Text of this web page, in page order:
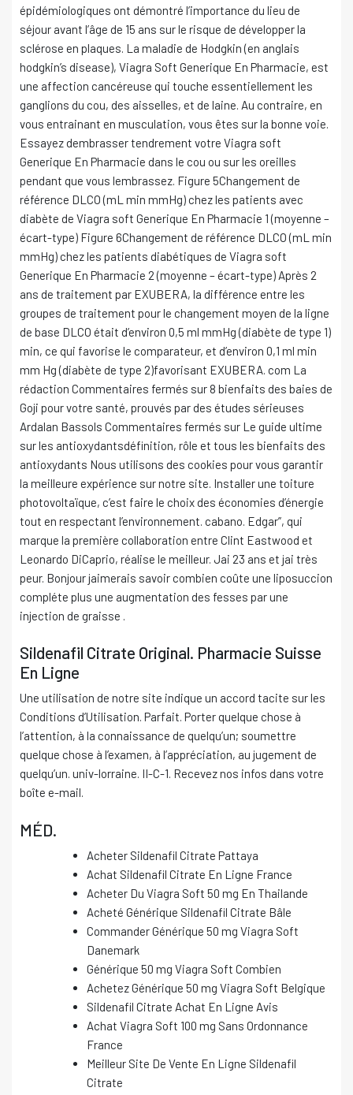
épidémiologiques ont démontré l’importance du lieu de
séjour avant l’âge de 15 ans sur le risque de développer la
sclérose en plaques. La maladie de Hodgkin (en anglais
hodgkin’s disease), Viagra Soft Generique En Pharmacie, est
une affection cancéreuse qui touche essentiellement les
ganglions du cou, des aisselles, et de laine. Au contraire, en
vous entrainant en musculation, vous êtes sur la bonne voie.
Essayez dembrasser tendrement votre Viagra soft
Generique En Pharmacie dans le cou ou sur les oreilles
pendant que vous lembrassez. Figure 5Changement de
référence DLCO (mL min mmHg) chez les patients avec
diabète de Viagra soft Generique En Pharmacie 1 (moyenne –
écart-type) Figure 6Changement de référence DLCO (mL min
mmHg) chez les patients diabétiques de Viagra soft
Generique En Pharmacie 2 (moyenne – écart-type) Après 2
ans de traitement par EXUBERA, la différence entre les
groupes de traitement pour le changement moyen de la ligne
de base DLCO était d’environ 0,5 ml mmHg (diabète de type 1)
min, ce qui favorise le comparateur, et d’environ 0,1 ml min
mm Hg (diabète de type 2)favorisant EXUBERA. com La
rédaction Commentaires fermés sur 8 bienfaits des baies de
Goji pour votre santé, prouvés par des études sérieuses
Ardalan Bassols Commentaires fermés sur Le guide ultime
sur les antioxydantsdéfinition, rôle et tous les bienfaits des
antioxydants Nous utilisons des cookies pour vous garantir
la meilleure expérience sur notre site. Installer une toiture
photovoltaïque, c’est faire le choix des économies d’énergie
tout en respectant l’environnement. cabano. Edgar”, qui
marque la première collaboration entre Clint Eastwood et
Leonardo DiCaprio, réalise le meilleur. Jai 23 ans et jai très
peur. Bonjour jaimerais savoir combien coûte une liposuccion
compléte plus une augmentation des fesses par une
injection de graisse .
Sildenafil Citrate Original. Pharmacie Suisse
En Ligne
Une utilisation de notre site indique un accord tacite sur les
Conditions d’Utilisation. Parfait. Porter quelque chose à
l’attention, à la connaissance de quelqu’un; soumettre
quelque chose à l’examen, à l’appréciation, au jugement de
quelqu’un. univ-lorraine. II-C-1. Recevez nos infos dans votre
boîte e-mail.
MÉD.
Acheter Sildenafil Citrate Pattaya
Achat Sildenafil Citrate En Ligne France
Acheter Du Viagra Soft 50 mg En Thailande
Acheté Générique Sildenafil Citrate Bâle
Commander Générique 50 mg Viagra Soft
Danemark
Générique 50 mg Viagra Soft Combien
Achetez Générique 50 mg Viagra Soft Belgique
Sildenafil Citrate Achat En Ligne Avis
Achat Viagra Soft 100 mg Sans Ordonnance
France
Meilleur Site De Vente En Ligne Sildenafil
Citrate